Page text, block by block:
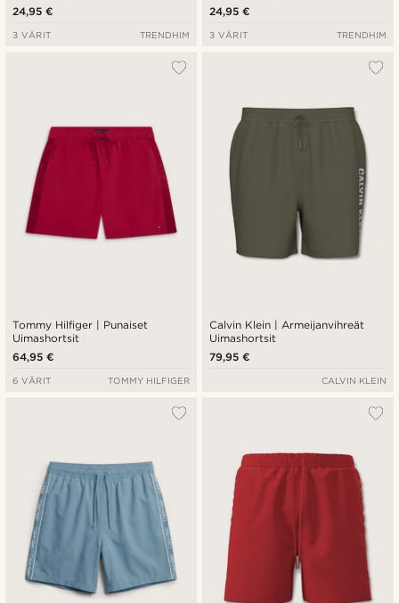
24,95 €
3 VÄRIT TRENDHIM
24,95 €
3 VÄRIT TRENDHIM
Tommy Hilfiger | Punaiset
Uimashortsit
64,95 €
6 VÄRIT TOMMY HILFIGER
Calvin Klein | Armeijanvihreät
Uimashortsit
79,95 €
CALVIN KLEIN